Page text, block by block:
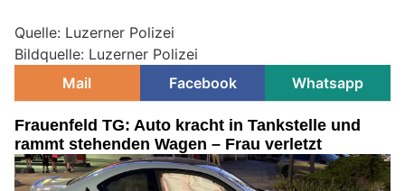
Quelle: Luzerner Polizei
Bildquelle: Luzerner Polizei
Mail
Facebook Whatsapp
Frauenfeld TG: Auto kracht in Tankstelle und
rammt stehenden Wagen – Frau verletzt